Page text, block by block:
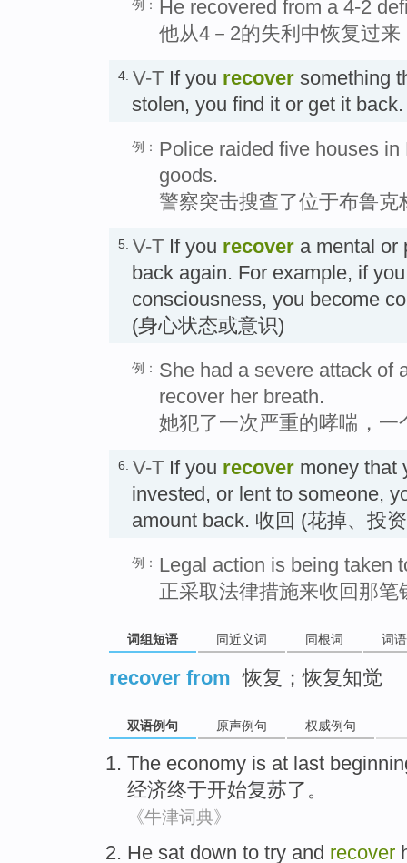
例： He recovered from a 4-2
他从4－2的失利中恢复过
4. V-T If you recover something
stolen, you find it or get it
例： Police raided five houses
goods.
警察突击搜查了位于布鲁
5. V-T If you recover a mental or
back again. For example, if
consciousness, you become
(身心状态或意识)
例： She had a severe attack of
recover her breath.
她犯了一次严重的哮喘，
6. V-T If you recover money that
invested, or lent to someone,
amount back. 收回 (花掉、投
例： Legal action is being taken
正采取法律措施来收回那笔
词组短语 同近义词 同根词 词
recover from 恢复；恢复知觉
双语例句 原声例句 权威例句
The economy is at last
经济终于开始复苏了 。
《牛津词典》
He sat down to try and recover